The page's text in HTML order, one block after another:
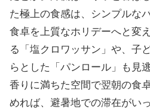
た極上の食感は、シンプルな
食卓を上質なホリデーへと変
る「塩クロワッサン」や、子
らとした「パンロール」も見
香りに満ちた空間で翌朝の食
めれば、避暑地での滞在がい